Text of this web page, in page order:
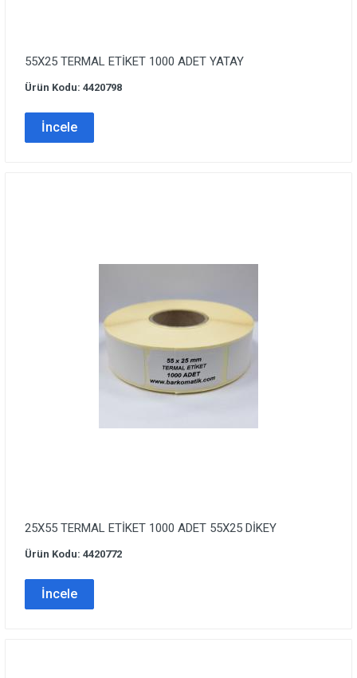
55X25 TERMAL ETİKET 1000 ADET YATAY
Ürün Kodu: 4420798
İncele
25X55 TERMAL ETİKET 1000 ADET 55X25 DİKEY
Ürün Kodu: 4420772
İncele